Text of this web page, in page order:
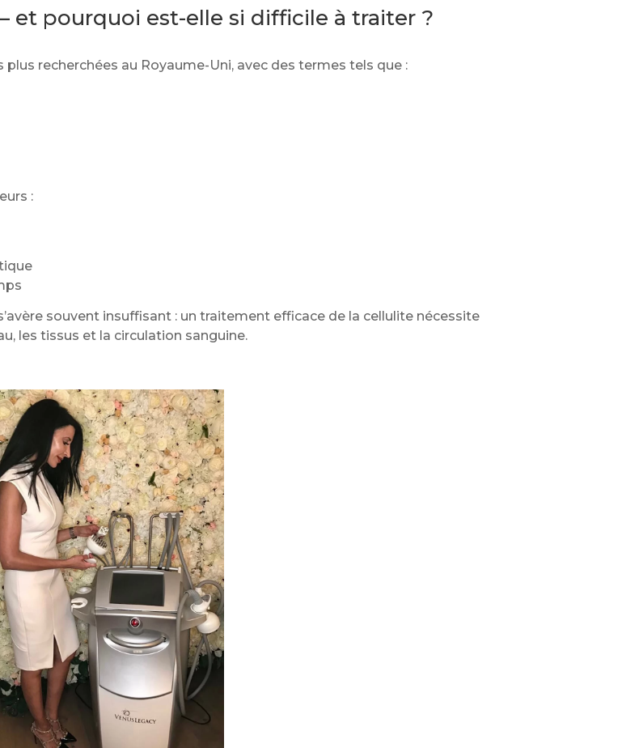
et pourquoi est-elle si difficile à traiter ?
recherchées au Royaume-Uni, avec des termes tels que :
:
souvent insuffisant : un traitement efficace de la cellulite nécessite
les tissus et la circulation sanguine.